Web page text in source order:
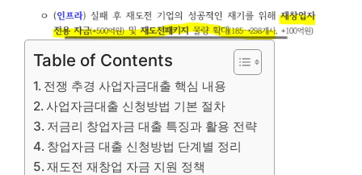
Table of Contents
전쟁 추경 사업자금대출 핵심 내용
사업자금대출 신청방법 기본 절차
저금리 창업자금 대출 특징과 활용 전략
창업자금 대출 신청방법 단계별 정리
재도전 재창업 자금 지원 정책